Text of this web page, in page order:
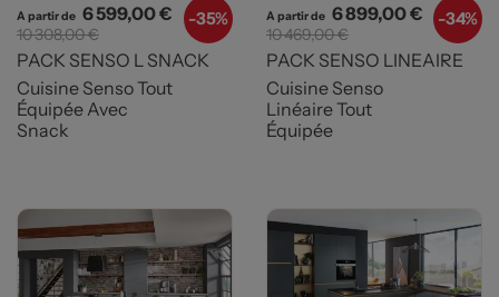
-35%
A partir de Prix
6 599,00 € Prix de base
10 308,00 €
PACK SENSO L SNACK
Cuisine Senso Tout
Équipée Avec
Snack
-34%
A partir de Prix
6 899,00 € Prix de
10 469,00 €
PACK SENSO LINEAIRE
Cuisine Senso
Linéaire Tout
Équipée